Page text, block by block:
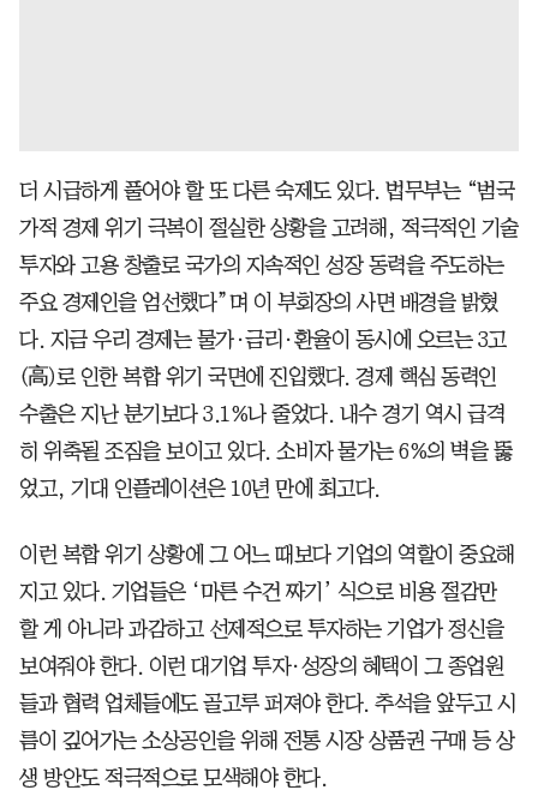
더 시급하게 풀어야 할 또 다른 숙제도 있다. 법무부는 “범국
가적 경제 위기 극복이 절실한 상황을 고려해, 적극적인 기술
투자와 고용 창출로 국가의 지속적인 성장 동력을 주도하는
주요 경제인을 엄선했다”며 이 부회장의 사면 배경을 밝혔
다. 지금 우리 경제는 물가·금리·환율이 동시에 오르는 3고
(高)로 인한 복합 위기 국면에 진입했다. 경제 핵심 동력인
수출은 지난 분기보다 3.1%나 줄었다. 내수 경기 역시 급격
히 위축될 조짐을 보이고 있다. 소비자 물가는 6%의 벽을 뚫
었고, 기대 인플레이션은 10년 만에 최고다.
이런 복합 위기 상황에 그 어느 때보다 기업의 역할이 중요해
지고 있다. 기업들은 ‘마른 수건 짜기’ 식으로 비용 절감만
할 게 아니라 과감하고 선제적으로 투자하는 기업가 정신을
보여줘야 한다. 이런 대기업 투자·성장의 혜택이 그 종업원
들과 협력 업체들에도 골고루 퍼져야 한다. 추석을 앞두고 시
름이 깊어가는 소상공인을 위해 전통 시장 상품권 구매 등 상
생 방안도 적극적으로 모색해야 한다.